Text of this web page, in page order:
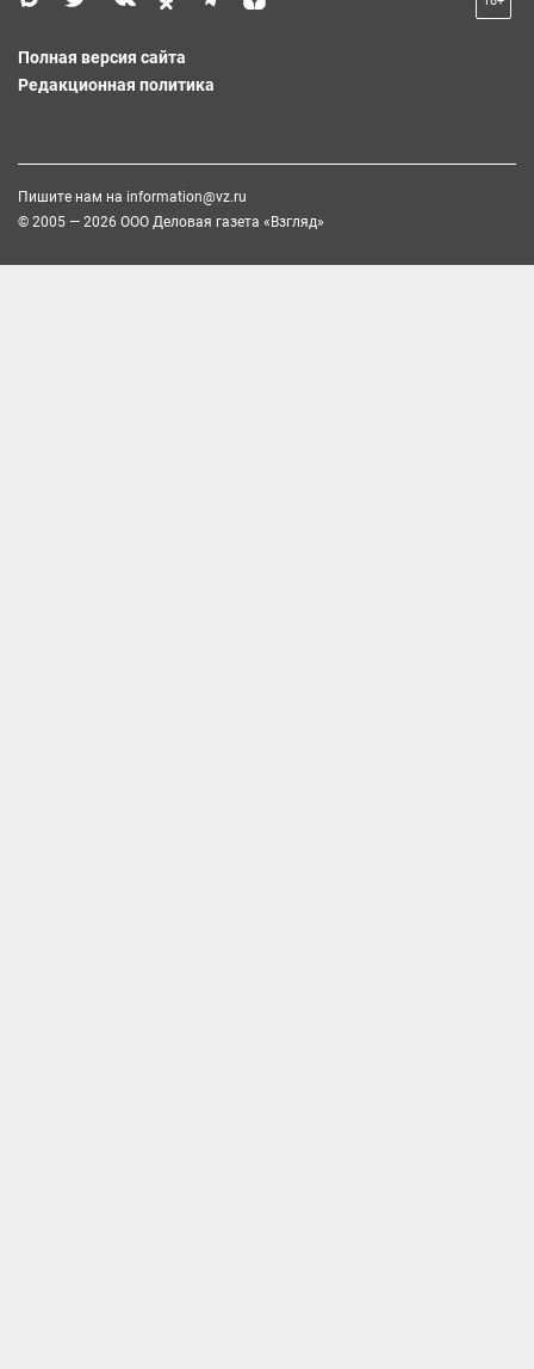
Полная версия сайта
Редакционная политика
Пишите нам на information@vz.ru
© 2005 — 2026 ООО Деловая газета «Взгляд»